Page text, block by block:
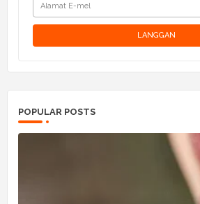
POPULAR POSTS